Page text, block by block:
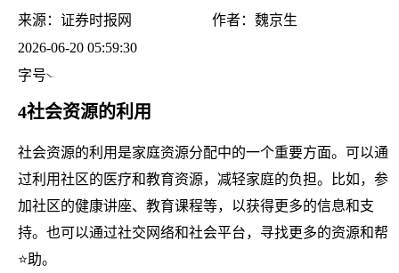
来源： 证券时报网 作者： 魏京生
2026-06-20 05:59:30
字号
4社会资源的利用
社会资源的利用是家庭资源分配中的一个重要方面。可以通
过利用社区的医疗和教育资源，减轻家庭的负担。比如，参
加社区的健康讲座、教育课程等，以获得更多的信息和支
持。也可以通过社交网络和社会平台，寻找更多的资源和帮
⭐助。